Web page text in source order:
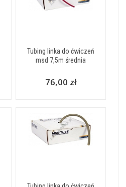
Tubing linka do ćwiczeń
msd 7,5m średnia
76,00 zł